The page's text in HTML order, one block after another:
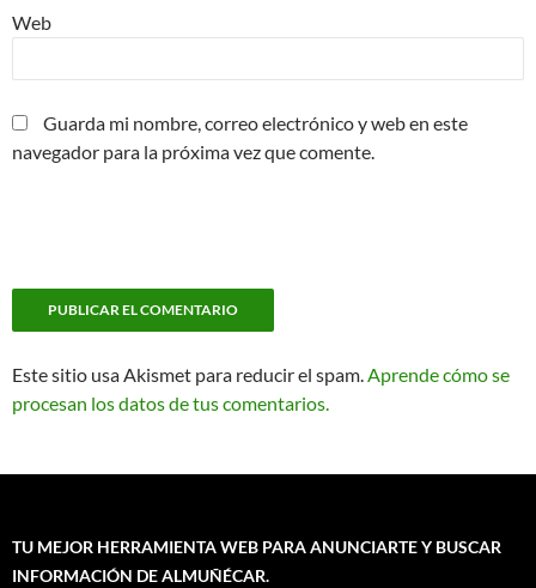
Web
Guarda mi nombre, correo electrónico y web en este
navegador para la próxima vez que comente.
Este sitio usa Akismet para reducir el spam. Aprende cómo se
procesan los datos de tus comentarios.
TU MEJOR HERRAMIENTA WEB PARA ANUNCIARTE Y BUSCAR
INFORMACIÓN DE ALMUÑÉCAR.